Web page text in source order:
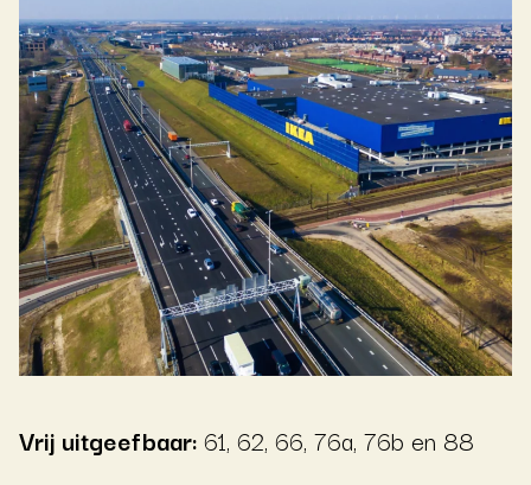
Vrij uitgeefbaar:61, 62, 66, 76a, 76b en 88